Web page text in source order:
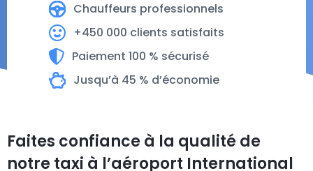
Chauffeurs professionnels
+450 000 clients satisfaits
Paiement 100 % sécurisé
Jusqu’à 45 % d’économie
Faites confiance à la qualité de
notre taxi à l’aéroport International